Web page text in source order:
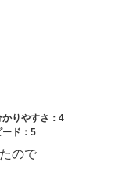
かりやすさ：4
ード：5
ので